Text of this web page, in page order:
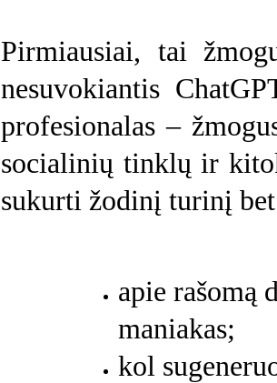
Pirmiausiai, tai
nesuvokiantis
profesionalas –
socialinių tinklų ir
sukurti žodinį turinį
apie rašomą
maniakas;
kol